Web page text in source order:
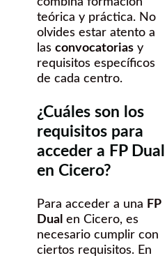
teórica y práctica. No
olvides estar atento a
las convocatorias y
requisitos específicos
de cada centro.
¿Cuáles son los
requisitos para
acceder a FP Dual
en Cicero?
Para acceder a una FP
Dual en Cicero, es
necesario cumplir con
ciertos requisitos. En